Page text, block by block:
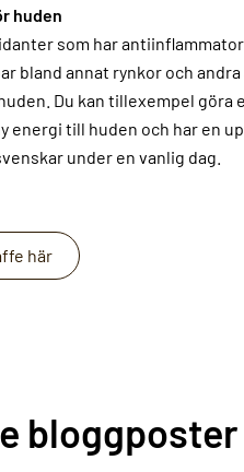
huden
som har
bland annat rynkor och
Du kan tillexempel
energi till huden och har en
under en vanlig dag.
här
bloggposter